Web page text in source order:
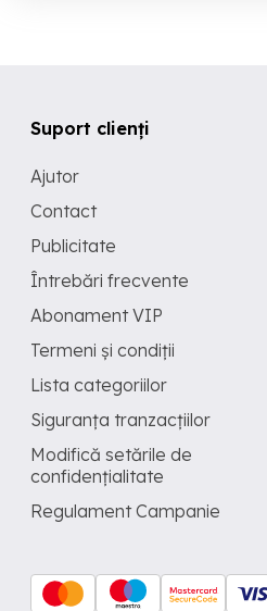
Suport clienți
Ajutor
Contact
Publicitate
Întrebări frecvente
Abonament VIP
Termeni și condiții
Lista categoriilor
Siguranța tranzacțiilor
Modifică setările de
confidențialitate
Regulament Campanie